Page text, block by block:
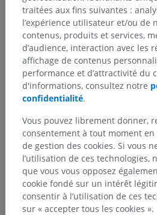
traitées aux fins suivantes :
l’expérience utilisateur et/ou de
contenus, produits et services,
d’audience, interaction avec les
affichage de contenus
performance et d’attractivité du
d'informations, consultez notre
confidentialité.
Vous pouvez librement donner,
consentement à tout moment
de gestion des cookies. Si vous
l’utilisation de ces technologies,
que vous vous opposez
cookie fondé sur un intérêt
consentir à l’utilisation de ces
sur « accepter tous les cookies ».